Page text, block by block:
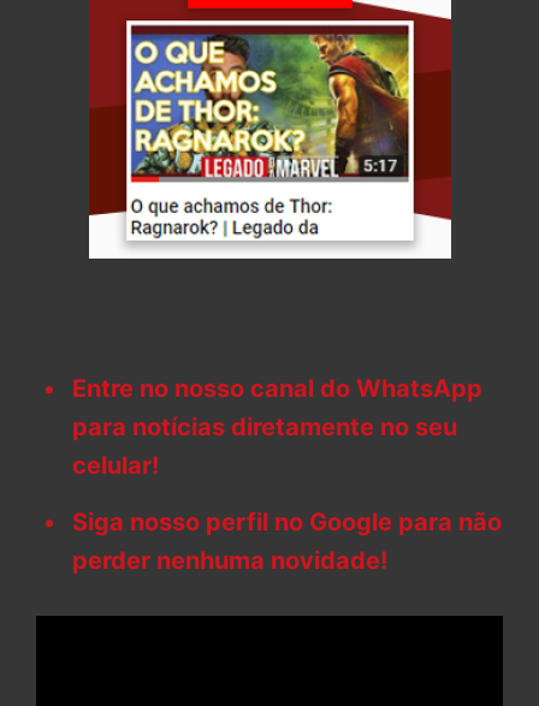
Entre no nosso canal do WhatsApp
para notícias diretamente no seu
celular!
Siga nosso perfil no Google para não
perder nenhuma novidade!